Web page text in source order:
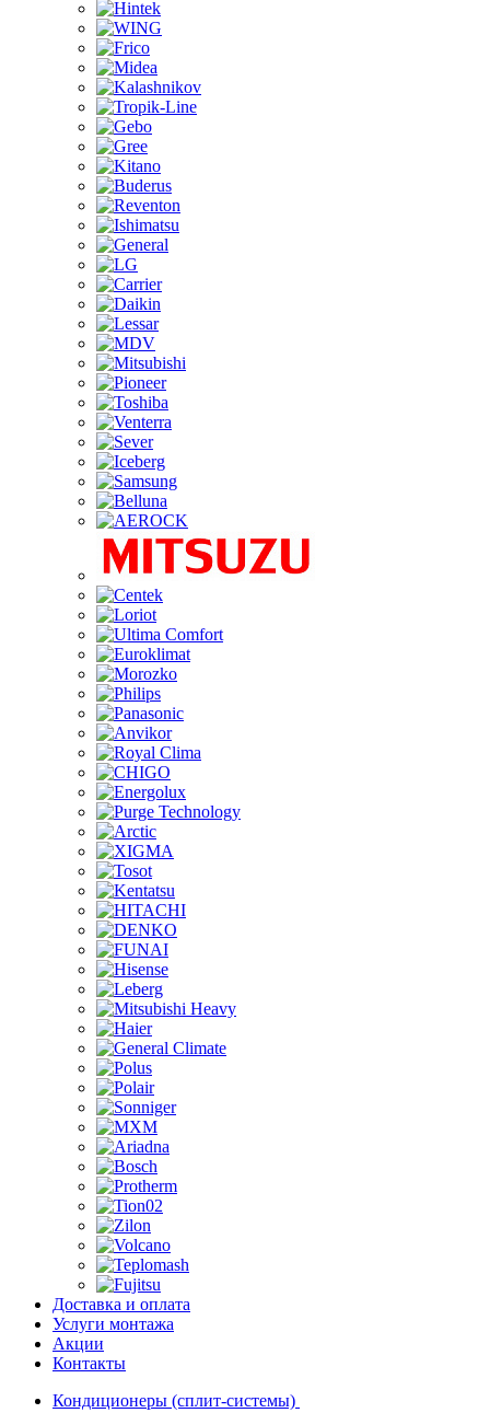
Доставка и оплата
Услуги монтажа
Акции
Контакты
Кондиционеры (сплит-системы)